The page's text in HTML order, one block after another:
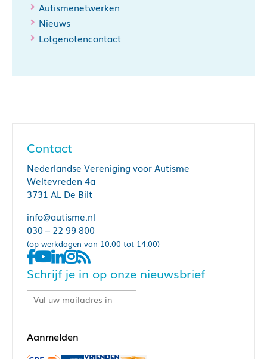
Autismenetwerken
Nieuws
Lotgenotencontact
Contact
Nederlandse Vereniging voor Autisme
Weltevreden 4a
3731 AL De Bilt
info@autisme.nl
030 – 22 99 800
(op werkdagen van 10.00 tot 14.00)
Schrijf je in op onze nieuwsbrief